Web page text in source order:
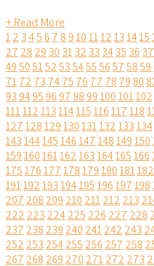
+ Read More
12 3456 789101112131415
27 28 29 30 3132 33 3435 36 37
4950515253545556575859
7172 73 7475 76 77 78 7980
93949596979899100101102
111112113114115116117118
127128129130131132133134
143144145146147148149150
159160161162163164165166
175176177178179180181182
191192193194195196197198
207 208 209 210 211212 213
222 223 224225 226 227 228
237 238 239 240 241242 243
252 253 254255 256 257 258
267 268 269 270 271272 273